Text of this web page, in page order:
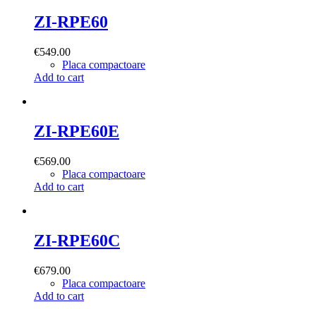
ZI-RPE60
€549.00
Placa compactoare
Add to cart
ZI-RPE60E
€569.00
Placa compactoare
Add to cart
ZI-RPE60C
€679.00
Placa compactoare
Add to cart